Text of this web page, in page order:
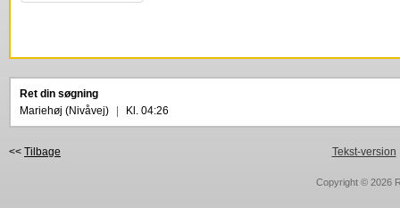
Ret din søgning
Mariehøj (Nivåvej)
Kl. 04:26
<< Tilbage Tekst-version
Copyright © 2026